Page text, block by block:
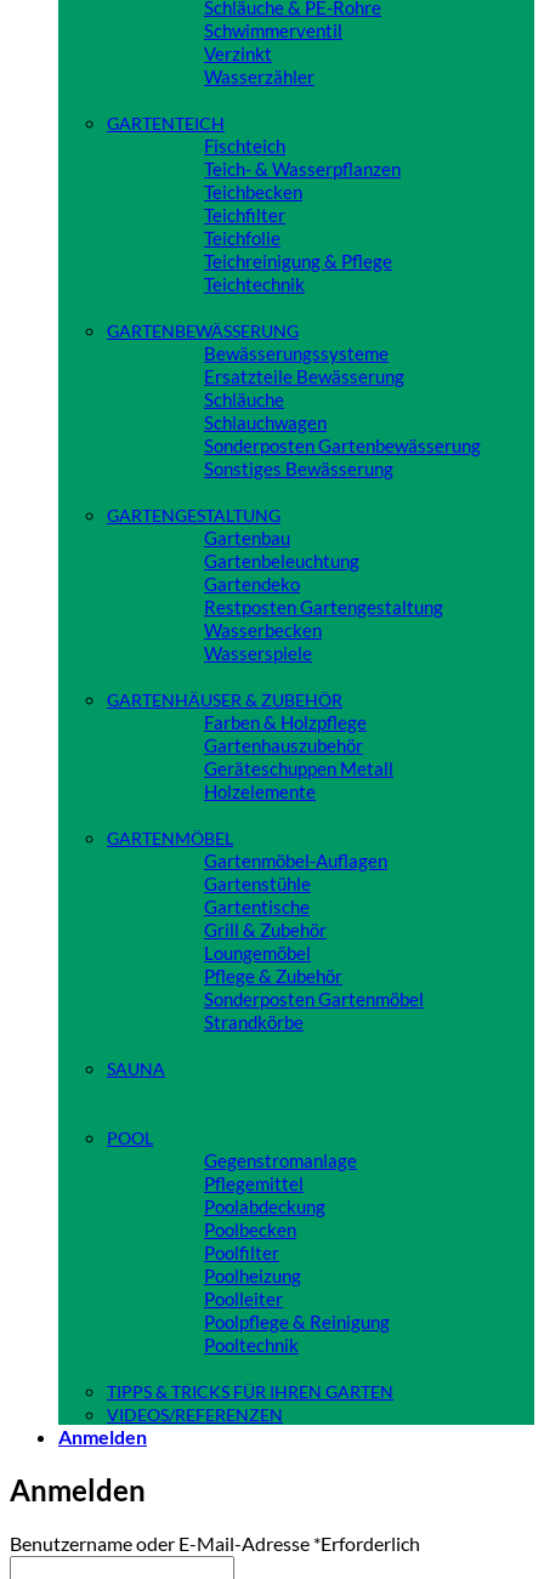
Schläuche & PE-Rohre
Schwimmerventil
Verzinkt
Wasserzähler
GARTENTEICH
Fischteich
Teich- & Wasserpflanzen
Teichbecken
Teichfilter
Teichfolie
Teichreinigung & Pflege
Teichtechnik
GARTENBEWÄSSERUNG
Bewässerungssysteme
Ersatzteile Bewässerung
Schläuche
Schlauchwagen
Sonderposten Gartenbewässerung
Sonstiges Bewässerung
GARTENGESTALTUNG
Gartenbau
Gartenbeleuchtung
Gartendeko
Restposten Gartengestaltung
Wasserbecken
Wasserspiele
GARTENHÄUSER & ZUBEHÖR
Farben & Holzpflege
Gartenhauszubehör
Geräteschuppen Metall
Holzelemente
GARTENMÖBEL
Gartenmöbel-Auflagen
Gartenstühle
Gartentische
Grill & Zubehör
Loungemöbel
Pflege & Zubehör
Sonderposten Gartenmöbel
Strandkörbe
SAUNA
POOL
Gegenstromanlage
Pflegemittel
Poolabdeckung
Poolbecken
Poolfilter
Poolheizung
Poolleiter
Poolpflege & Reinigung
Pooltechnik
TIPPS & TRICKS FÜR IHREN GARTEN
VIDEOS/REFERENZEN
Anmelden
Anmelden
Benutzername oder E-Mail-Adresse *Erforderlich